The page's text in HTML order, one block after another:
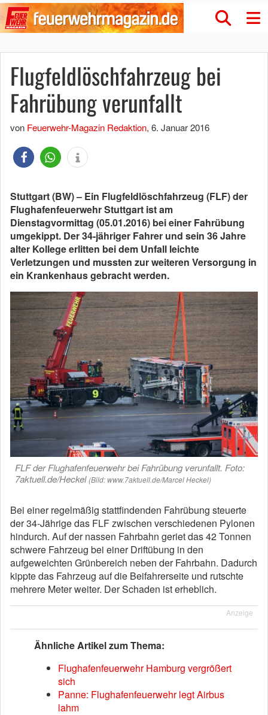
Flugfeldlöschfahrzeug bei
Fahrübung verunfallt
von Feuerwehr-Magazin Redaktion, 6. Januar 2016
Stuttgart (BW) – Ein Flugfeldlöschfahrzeug (FLF) der
Flughafenfeuerwehr Stuttgart ist am
Dienstagvormittag (05.01.2016) bei einer Fahrübung
umgekippt. Der 34-jähriger Fahrer und sein 36 Jahre
alter Kollege erlitten bei dem Unfall leichte
Verletzungen und mussten zur weiteren Versorgung in
ein Krankenhaus gebracht werden.
FLF der Flughafenfeuerwehr bei Fahrübung verunfallt. Foto:
7aktuell.de/Heckel (Bild: www.7aktuell.de/Marcel Heckel)
Bei einer regelmäßig stattfindenden Fahrübung steuerte
der 34-Jährige das FLF zwischen verschiedenen Pylonen
hindurch. Auf der nassen Fahrbahn geriet das 42 Tonnen
schwere Fahrzeug bei einer Driftübung in den
aufgeweichten Grünbereich neben der Fahrbahn. Dadurch
kippte das Fahrzeug auf die Beifahrerseite und rutschte
mehrere Meter weiter. Der Schaden ist erheblich.
Anzeige
Ähnliche Artikel zum Thema:
Flughafenfeuerwehr Hamburg vergrößert
sich
Panne: Flughafenfeuerwehr legt Airbus
lahm